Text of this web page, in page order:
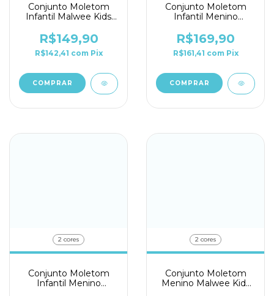
Conjunto Moletom
Infantil Malwee Kids
R$149,90
R$142,41 com Pix
COMPRAR
Conjunto Moletom
Infantil Menino
0116782
R$169,90
R$161,41 com Pix
COMPRAR
2 cores
Conjunto Moletom
Infantil Menino
2 cores
Conjunto Moletom
Menino Malwee Kids